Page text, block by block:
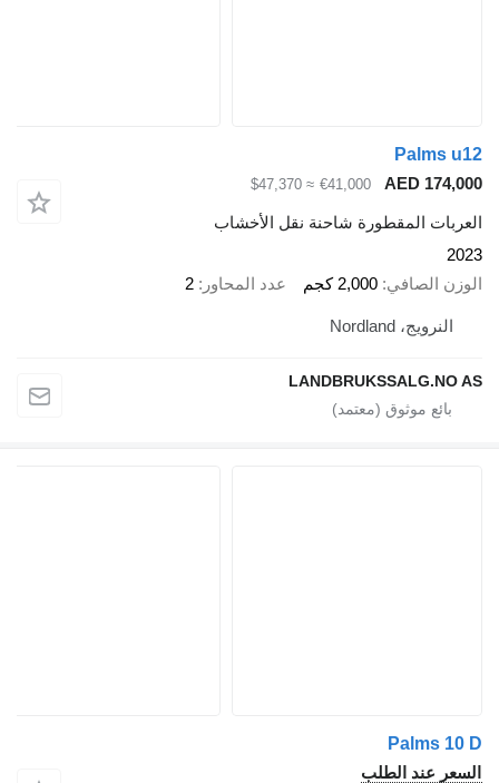
Palms u12
AED 174,000
€41,000
≈ $47,370
العربات المقطورة شاحنة نقل الأخشاب
2023
الوزن الصافي 2,000 كجم عدد المحاور 2
النرويج، Nordland
LANDBRUKSSALG.NO AS
Palms 10 D
السعر عند الطلب